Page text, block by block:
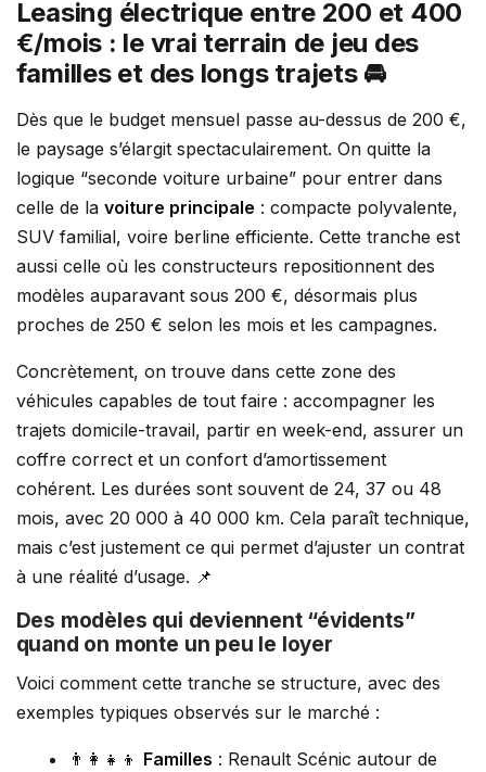
Leasing électrique entre 200 et 400
€/mois : le vrai terrain de jeu des
familles et des longs trajets 🚘
Dès que le budget mensuel passe au-dessus de 200 €,
le paysage s’élargit spectaculairement. On quitte la
logique “seconde voiture urbaine” pour entrer dans
celle de la voiture principale : compacte polyvalente,
SUV familial, voire berline efficiente. Cette tranche est
aussi celle où les constructeurs repositionnent des
modèles auparavant sous 200 €, désormais plus
proches de 250 € selon les mois et les campagnes.
Concrètement, on trouve dans cette zone des
véhicules capables de tout faire : accompagner les
trajets domicile-travail, partir en week-end, assurer un
coffre correct et un confort d’amortissement
cohérent. Les durées sont souvent de 24, 37 ou 48
mois, avec 20 000 à 40 000 km. Cela paraît technique,
mais c’est justement ce qui permet d’ajuster un contrat
à une réalité d’usage. 📌
Des modèles qui deviennent “évidents”
quand on monte un peu le loyer
Voici comment cette tranche se structure, avec des
exemples typiques observés sur le marché :
👨‍👩‍👧‍👦 Familles : Renault Scénic autour de